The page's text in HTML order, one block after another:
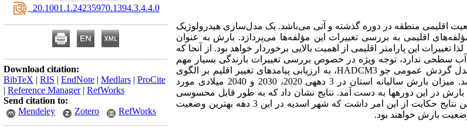
اقلیمی منطقه در دوره گذشته و آتی می‌باشد. یک مدل‌سازی هیدرولوژیک
اقلیمی به بررسی تغییرات این مؤلفه‌ها می‌پردازد. بارش به عنوان
تغییرات این پارامتر اقلیمی از اهمیت بالایی برخوردار خواهد بود. از آنجا که
آب سطحی ندارد، توجه ویژه در خصوص بررسی تغییرات بارندگی بسیار مهم
ﻣﺪل ﮔﺮدش ﻋﻤﻮﻣﯽ ﺟﻮHADCM3، ﺑﻪ ارزﯾﺎﺑﯽ ﭘﯿﺎﻣﺪﻫﺎی ﺗﻐﯿﯿﺮ اﻗﻠﯿﻢ ﺑﺮ الگوی
بارش در 3 دهه­ی آتی استان خراسان جنوبی پرداخته شد. میزان بارش سالیانه استان در 3 دهه­­ی 2020، 2030 و 2040 میلادی مورد
بارش در این دوره­ها به دست آمد. نتایج نشان داد که به طور قابل محسوسی
بارش در استان روند نزولی به خود خواهد گرفت. همچنین نتایج حکایت از این امر داشت که شهر اسدیه در این 3 دهه بهترین وضعیت
بارش خواهند بود.
‎ 20.1001.1.24235970.1394.3.4.4.0
Download citation:
BibTeX | RIS | EndNote | Medlars | ProCite
| Reference Manager| RefWorks
Send citation to:
Mendeley
Zotero RefWorks